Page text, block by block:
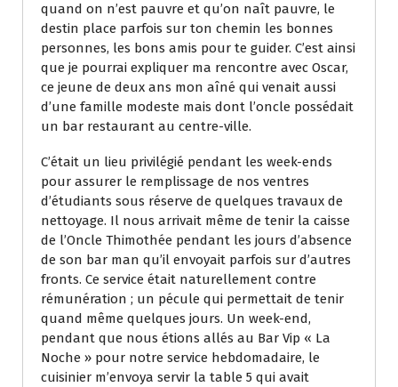
quand on n’est pauvre et qu’on naît pauvre, le
destin place parfois sur ton chemin les bonnes
personnes, les bons amis pour te guider. C’est ainsi
que je pourrai expliquer ma rencontre avec Oscar,
ce jeune de deux ans mon aîné qui venait aussi
d’une famille modeste mais dont l’oncle possédait
un bar restaurant au centre-ville.
C’était un lieu privilégié pendant les week-ends
pour assurer le remplissage de nos ventres
d’étudiants sous réserve de quelques travaux de
nettoyage. Il nous arrivait même de tenir la caisse
de l’Oncle Thimothée pendant les jours d’absence
de son bar man qu’il envoyait parfois sur d’autres
fronts. Ce service était naturellement contre
rémunération ; un pécule qui permettait de tenir
quand même quelques jours. Un week-end,
pendant que nous étions allés au Bar Vip « La
Noche » pour notre service hebdomadaire, le
cuisinier m’envoya servir la table 5 qui avait